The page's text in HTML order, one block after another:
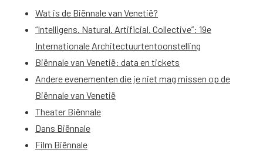
Wat is de Biënnale van Venetië?
“Intelligens. Natural. Artificial. Collective”: 19e
Internationale Architectuurtentoonstelling
Biënnale van Venetië: data en tickets
Andere evenementen die je niet mag missen op de
Biënnale van Venetië
Theater Biënnale
Dans Biënnale
Film Biënnale